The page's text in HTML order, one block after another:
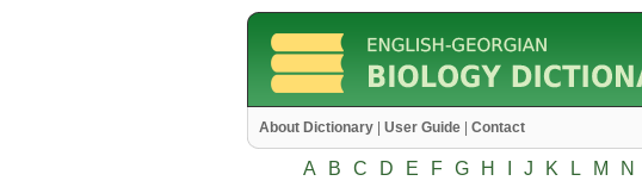
About Dictionary User Guide Contact
A B C D E F G H J K L M N